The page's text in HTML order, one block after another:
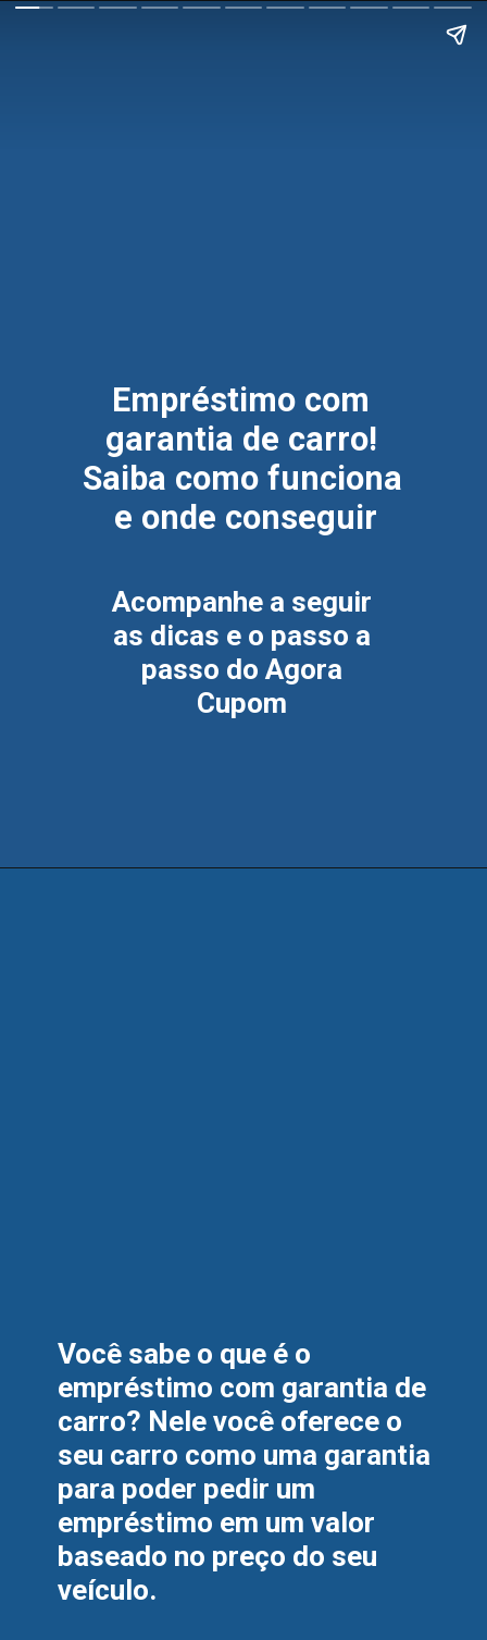
Empréstimo com
garantia de carro!
Saiba como funciona
e onde conseguir
Acompanhe a seguir
as dicas e o passo a
passo do Agora
Cupom
Você sabe o que é o
empréstimo com garantia de
carro? Nele você oferece o
seu carro como uma garantia
para poder pedir um
empréstimo em um valor
baseado no preço do seu
veículo.